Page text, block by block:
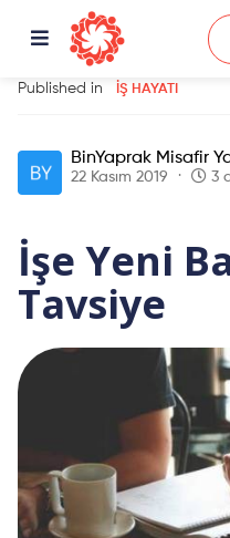
Published in İŞ HAYATI
BinYaprak Misafir
22 Kasım 2019 3
İşe Yeni
Tavsiye